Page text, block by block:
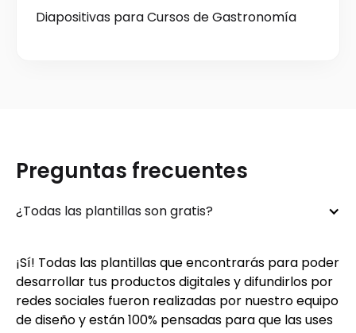
Diapositivas para Cursos de Gastronomía
Preguntas frecuentes
¿Todas las plantillas son gratis?
¡Sí! Todas las plantillas que encontrarás para poder
desarrollar tus productos digitales y difundirlos por
redes sociales fueron realizadas por nuestro equipo
de diseño y están 100% pensadas para que las uses